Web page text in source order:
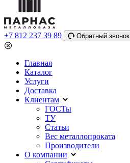
+7 812 237 39 89 Обратный звонок
Главная
Каталог
Услуги
Доставка
Клиентам
ГОСТы
ТУ
Статьи
Вес металлопроката
Производители
О компании